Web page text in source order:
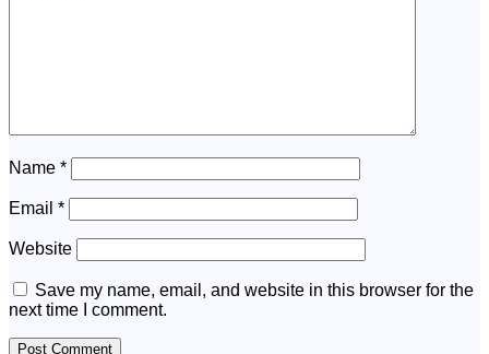
Name *
Email *
Website
Save my name, email, and website in this browser for the
next time I comment.